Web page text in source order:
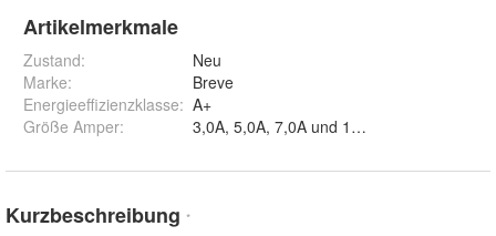
Artikelmerkmale
Zustand:
Neu
Marke:
Breve
Energieeffizienzklasse: A+
Größe Amper: 3,0A, 5,0A, 7,0A und 10,0A
Kurzbeschreibung *